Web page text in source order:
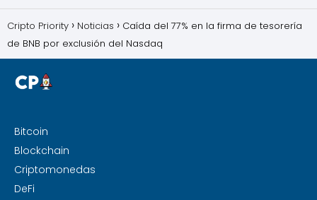
Cripto Priority Noticias
Caída del 77% en la firma de tesorería
de BNB por exclusión del Nasdaq
Bitcoin
Blockchain
Criptomonedas
DeFi